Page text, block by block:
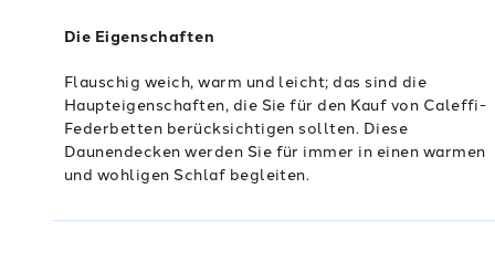
Die Eigenschaften
Flauschig weich, warm und leicht; das sind die
Haupteigenschaften, die Sie für den Kauf von Caleffi-
Federbetten berücksichtigen sollten. Diese
Daunendecken werden Sie für immer in einen warmen
und wohligen Schlaf begleiten.